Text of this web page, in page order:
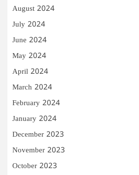
August 2024
July 2024
June 2024
May 2024
April 2024
March 2024
February 2024
January 2024
December 2023
November 2023
October 2023